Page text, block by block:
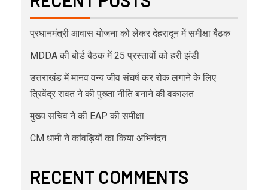
प्रधानमंत्री आवास योजना को लेकर देहरादून में समीक्षा बैठक
MDDA की बोर्ड बैठक में 25 प्रस्तावों को हरी झंडी
उत्तराखंड में मानव वन्य जीव संघर्ष कर रोक लगाने के लिए
त्रिवेंद्र रावत ने की पुख्ता नीति बनाने की वकालत
मुख्य सचिव ने की EAP की समीक्षा
CM धामी ने कांवड़ियों का किया अभिनंदन
RECENT COMMENTS